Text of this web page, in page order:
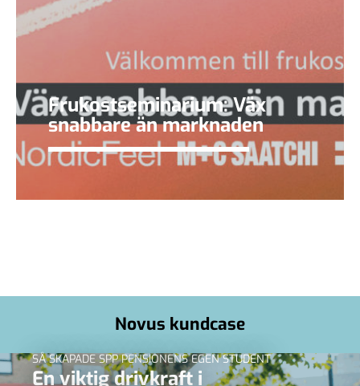
Frukostseminarium: Väx
snabbare än marknaden
Novus kundcase
SÅ SKAPADE SPP PENSIONENS EGEN STUDENT
En viktig drivkraft i